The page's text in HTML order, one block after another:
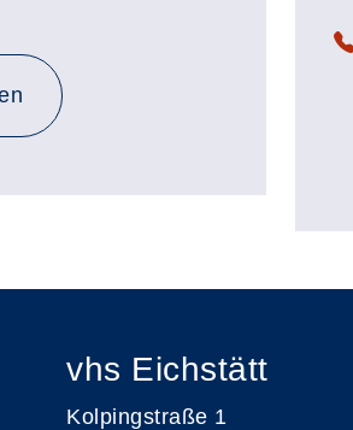
vhs Eichstätt
Kolpingstraße 1